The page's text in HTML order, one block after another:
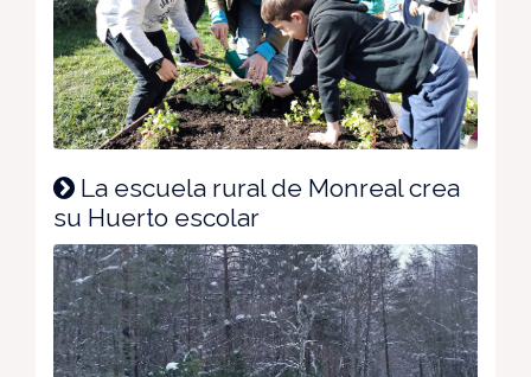
La escuela rural de Monreal crea
su Huerto escolar